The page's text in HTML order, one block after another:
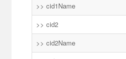
>> cid1Name
>> cid2
>> cid2Name